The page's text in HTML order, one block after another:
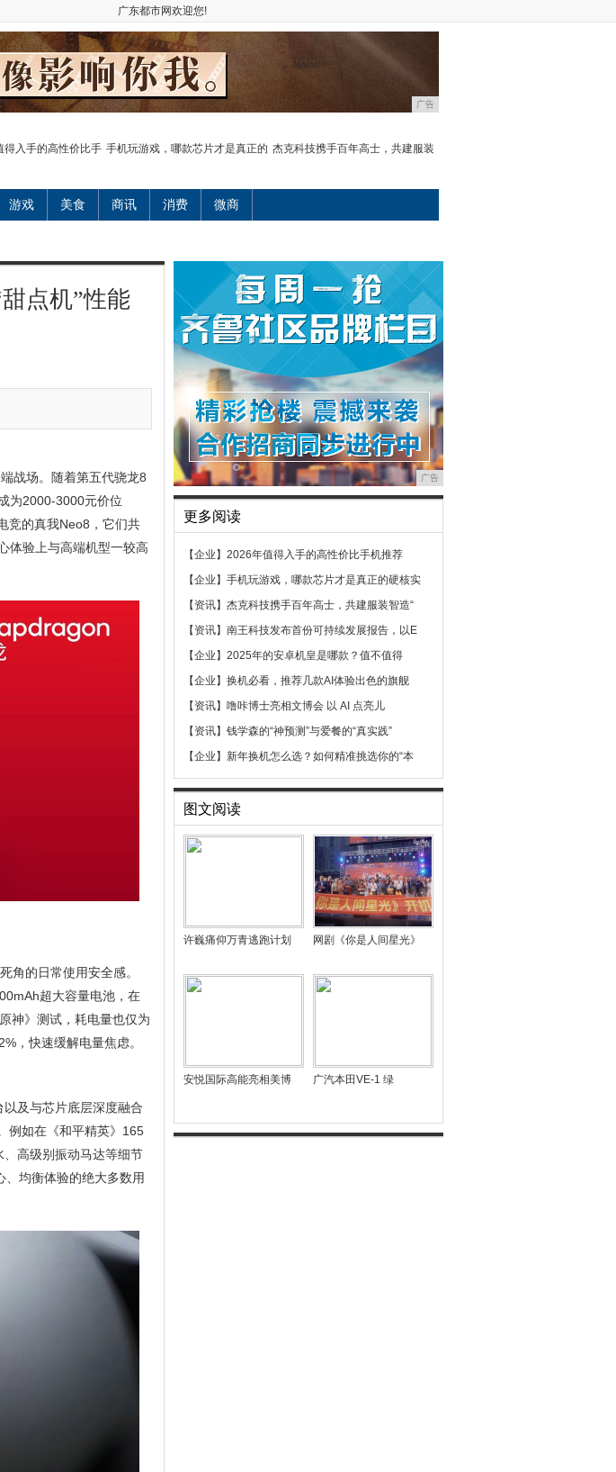
广东都市网欢迎您!
广告
得入手的高性价比手 手机玩游戏，哪款芯片才是真正的 杰克科技携手百年高士，共建服装
游戏 美食 商讯 消费 微商
点机”性能
战场。随着第五代骁龙8
为2000-3000元价位
竞的真我Neo8，它们共
体验上与高端机型一较高
角的日常使用安全感。
超大容量电池，在
神》测试，耗电量也仅为
，快速缓解电量焦虑。
及与芯片底层深度融合
例如在《和平精英》165
高级别振动马达等细节
、均衡体验的绝大多数用
广告
更多阅读
【企业】 2026年值得入手的高性价比手机推荐
【企业】 手机玩游戏，哪款芯片才是真正的硬核实
【资讯】 杰克科技携手百年高士，共建服装智造“
【资讯】 南王科技发布首份可持续发展报告，以E
【企业】 2025年的安卓机皇是哪款？值不值得
【企业】 换机必看，推荐几款AI体验出色的旗舰
【资讯】 噜咔博士亮相文博会 以 AI 点亮儿
【资讯】 钱学森的“神预测”与爱餐的“真实践”
【企业】 新年换机怎么选？如何精准挑选你的“本
图文阅读
许巍痛仰万青逃跑计划 网剧《你是人间星光》
安悦国际高能亮相美博 广汽本田VE-1 绿